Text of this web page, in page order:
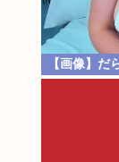
【画像】だ